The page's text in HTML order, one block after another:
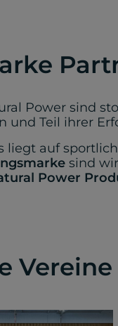
Power sind
und Teil ihrer
liegt auf
sind
Power